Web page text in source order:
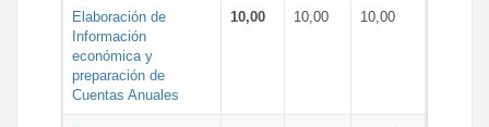
Elaboración de
Información
económica y
preparación de
Cuentas Anuales
10,00 10,00 10,00